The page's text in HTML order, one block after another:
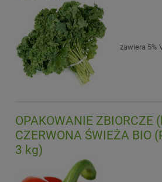
zawiera 5%
OPAKOWANIE ZBIORCZE
CZERWONA ŚWIEŻA BIO
3 kg)